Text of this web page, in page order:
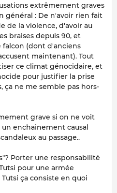
extrêmement graves
général : De n'avoir rien fait
de la violence, d'avoir au
braises depuis 90, et
falcon (dont d'anciens
maintenant). Tout
ce climat génocidaire, et
pour justifier la prise
ça ne me semble pas hors-
grave si on ne voit
un enchainement causal
au passage..
Porter une responsabilité
pour une armée
ça consiste en quoi